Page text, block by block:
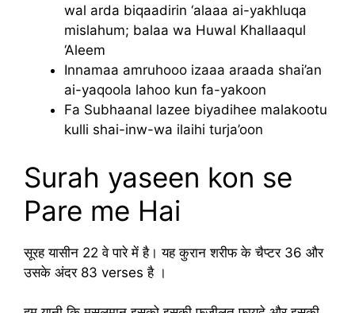
wal arda biqaadirin ‘alaaa ai-yakhluqa
mislahum; balaa wa Huwal Khallaaqul
‘Aleem
Innamaa amruhooo izaaa araada shai’an
ai-yaqoola lahoo kun fa-yakoon
Fa Subhaanal lazee biyadihee malakootu
kulli shai-inw-wa ilaihi turja’oon
Surah yaseen kon se
Pare me Hai
सूरह यासीन 22 वे पारे में है। यह कुरान शरीफ के चैप्टर 36 और
उसके अंदर 83 verses है ।